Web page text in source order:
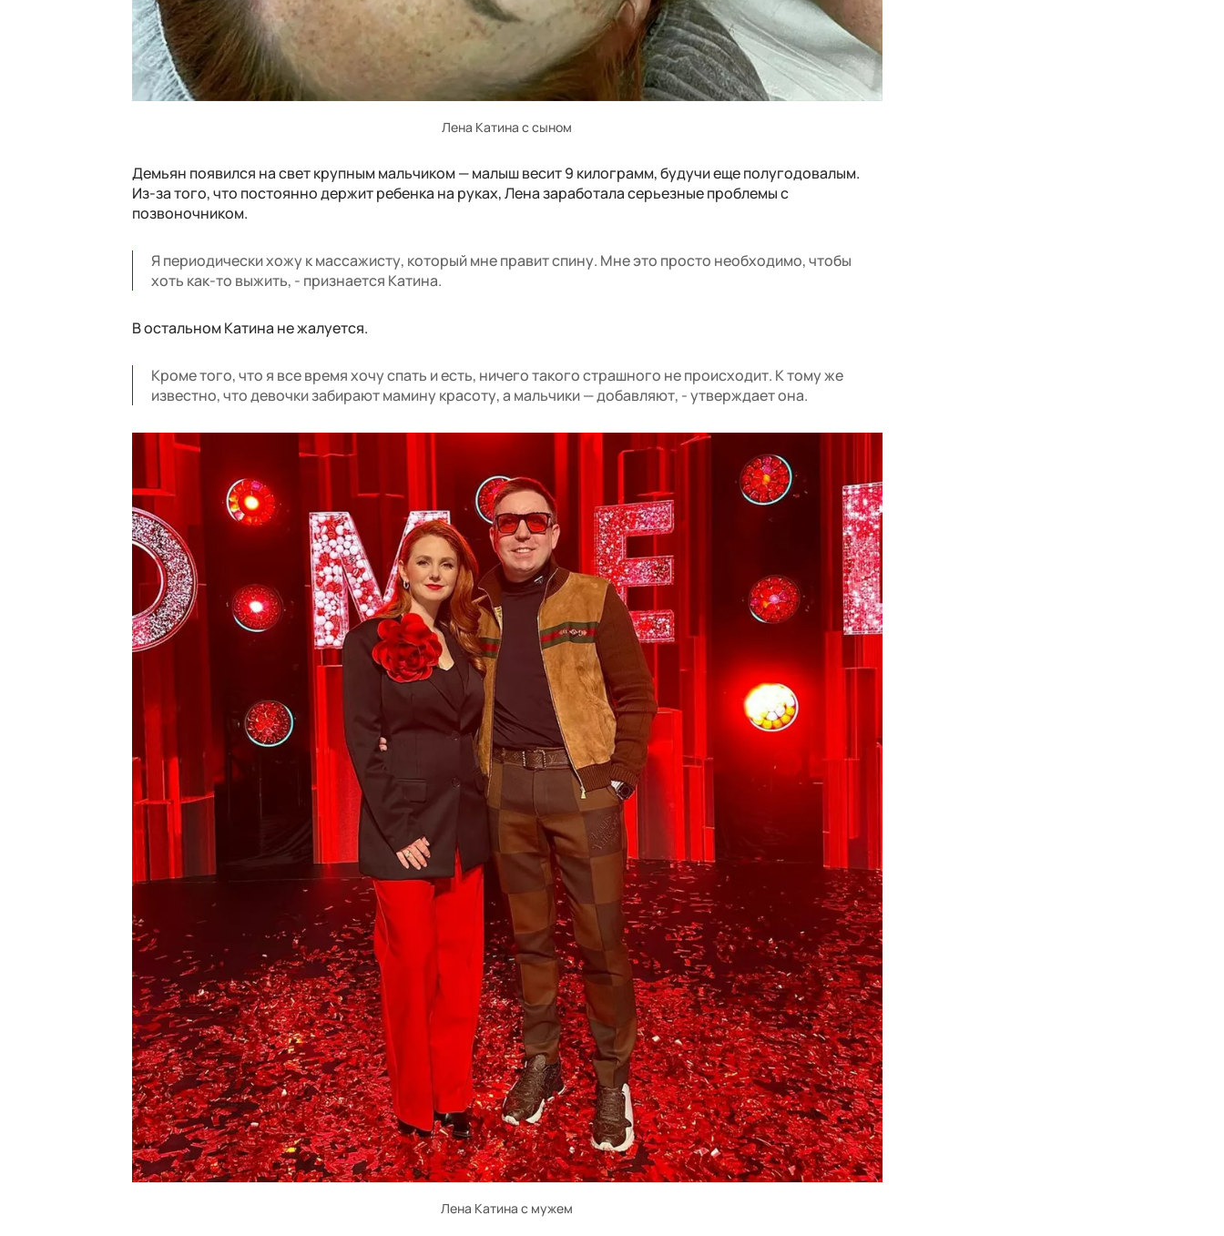
Лена Катина с сыном
Демьян появился на свет крупным мальчиком — малыш весит 9 килограмм, будучи еще полугодовалым.
Из-за того, что постоянно держит ребенка на руках, Лена заработала серьезные проблемы с
позвоночником.
Я периодически хожу к массажисту, который мне правит спину. Мне это просто необходимо, чтобы
хоть как-то выжить, - признается Катина.
В остальном Катина не жалуется.
Кроме того, что я все время хочу спать и есть, ничего такого страшного не происходит. К тому же
известно, что девочки забирают мамину красоту, а мальчики — добавляют, - утверждает она.
Лена Катина с мужем